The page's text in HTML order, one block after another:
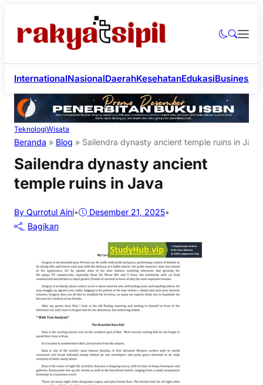
InternationalNasionalDaerahKesehatanEdukasiBusiness
TeknologiWisata
Beranda » Blog » Sailendra dynasty ancient temple ruins in Java
Sailendra dynasty ancient
temple ruins in Java
By Qurrotul Aini• Desember 21, 2025•
Bagikan